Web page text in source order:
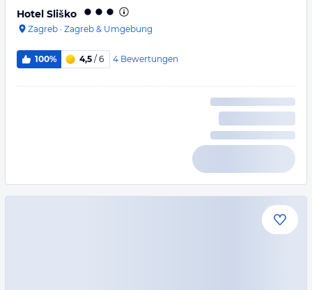
Hotel Sliško
Zagreb · Zagreb & Umgebung
100% 4,5 / 6 4 Bewertungen